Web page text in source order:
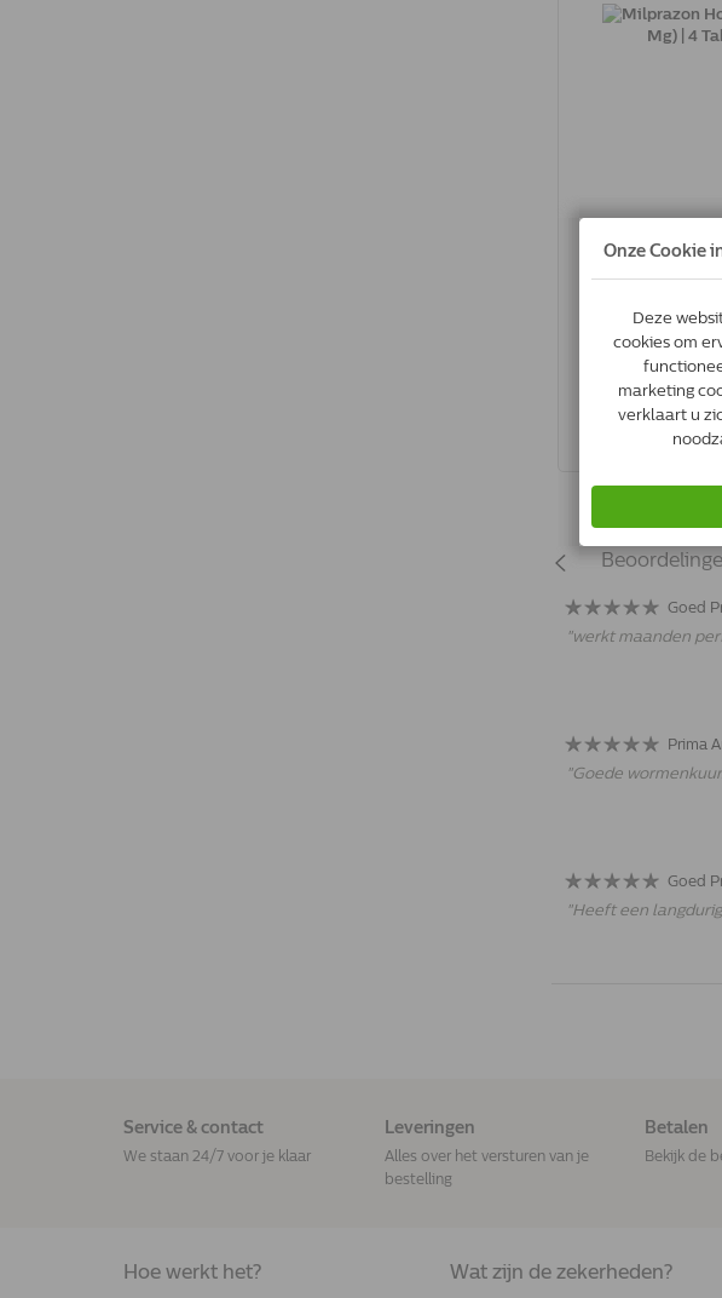
Milprazon Hond
Goed
"werkt maanden
Prima
"Goede wormenkuur.
Goed
"Heeft een
Service & contact
We staan 24/7 voor je klaar
Leveringen
Alles over het versturen van je
bestelling
Betalen
Bekijk de
Hoe werkt het? Wat zijn de zekerheden?